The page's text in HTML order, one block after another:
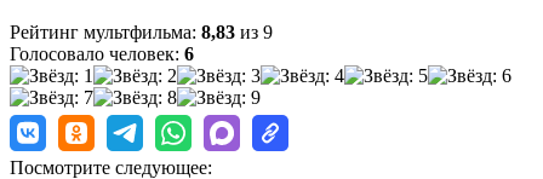
Рейтинг мультфильма: 8,83 из 9
Голосовало человек: 6
Посмотрите следующее: